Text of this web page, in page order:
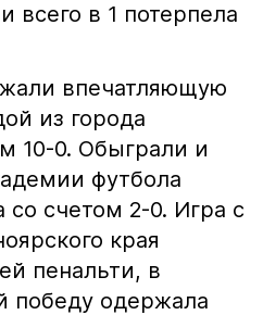
всего в 1 потерпела
впечатляющую
из города
10-0. Обыграли и
футбола
со счетом 2-0. Игра с
края
пенальти, в
победу одержала